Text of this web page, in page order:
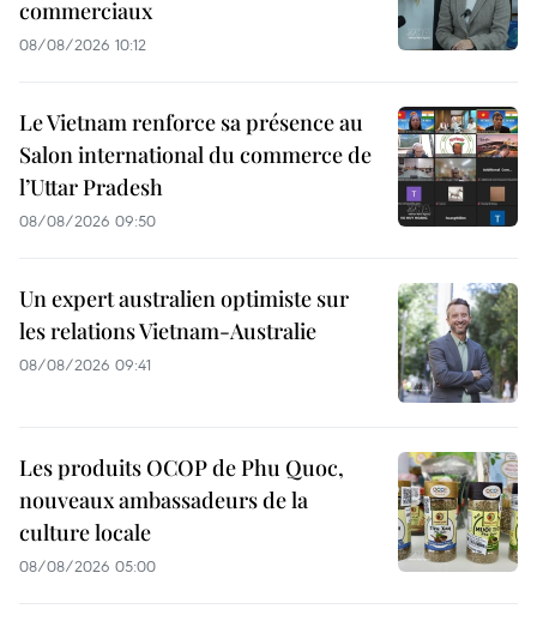
commerciaux
08/08/2026 10:12
Le Vietnam renforce sa présence au
Salon international du commerce de
l’Uttar Pradesh
08/08/2026 09:50
Un expert australien optimiste sur
les relations Vietnam-Australie
08/08/2026 09:41
Les produits OCOP de Phu Quoc,
nouveaux ambassadeurs de la
culture locale
08/08/2026 05:00